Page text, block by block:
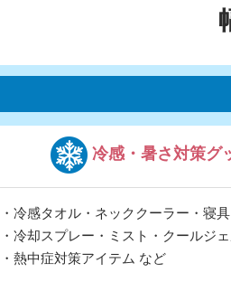
冷感・暑さ対策グ
・冷感タオル・ネッククーラー・寝具
・冷却スプレー・ミスト・クールジ
・熱中症対策アイテム など